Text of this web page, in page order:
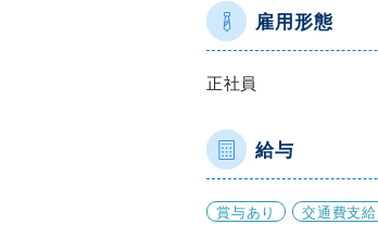
雇用形態
正社員
給与
賞与あり 交通費支給